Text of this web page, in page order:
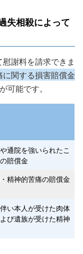
失相殺によって
謝料を請求できま
関する損害賠償金
可能です。
通院を強いられたこ
賠償金
精神的苦痛の賠償金
い本人が受けた肉体
び遺族が受けた精神